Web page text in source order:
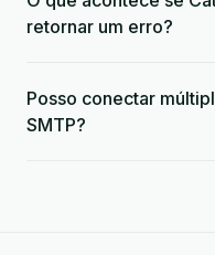
retornar um erro?
Posso conectar
SMTP?